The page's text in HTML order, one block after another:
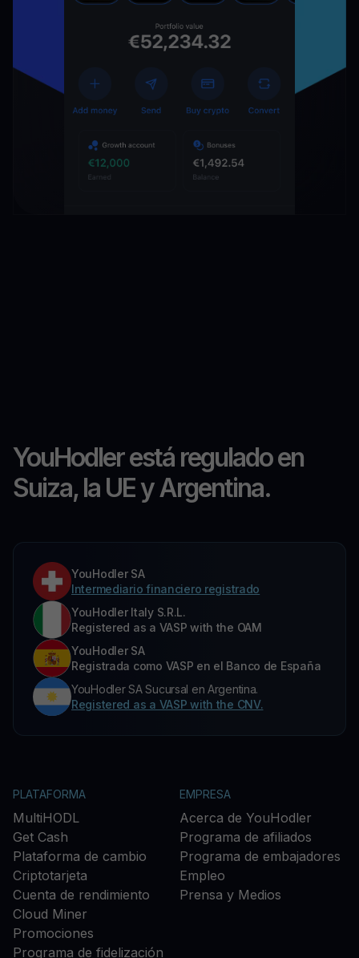
YouHodler está regulado en
Suiza, la UE y Argentina.
YouHodler SA
Intermediario financiero registrado
YouHodler Italy S.R.L.
Registered as a VASP with the OAM
YouHodler SA
Registrada como VASP en el Banco de España
YouHodler SA Sucursal en Argentina.
Registered as a VASP with the CNV.
PLATAFORMA
MultiHODL
Get Cash
Plataforma de cambio
Criptotarjeta
Cuenta de rendimiento
Cloud Miner
Promociones
Programa de fidelización
EMPRESA
Acerca de YouHodler
Programa de afiliados
Programa de embajadores
Empleo
Prensa y Medios